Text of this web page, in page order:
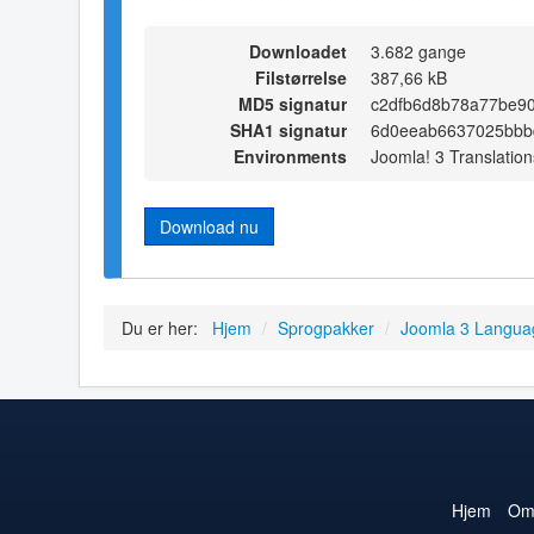
Downloadet
3.682 gange
Filstørrelse
387,66 kB
MD5 signatur
SHA1 signatur
Environments
Joomla! 3
Download nu
Du er her: Hjem / Sprogpakker / Joomla 3
Hjem Om